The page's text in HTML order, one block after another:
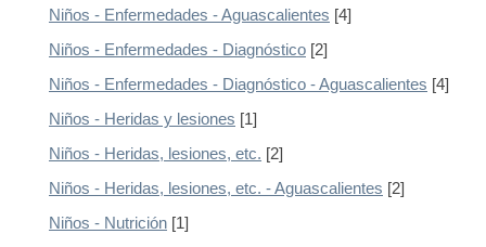
Niños - Enfermedades - Aguascalientes [4]
Niños - Enfermedades - Diagnóstico [2]
Niños - Enfermedades - Diagnóstico - Aguascalientes [4]
Niños - Heridas y lesiones [1]
Niños - Heridas, lesiones, etc. [2]
Niños - Heridas, lesiones, etc. - Aguascalientes [2]
Niños - Nutrición [1]